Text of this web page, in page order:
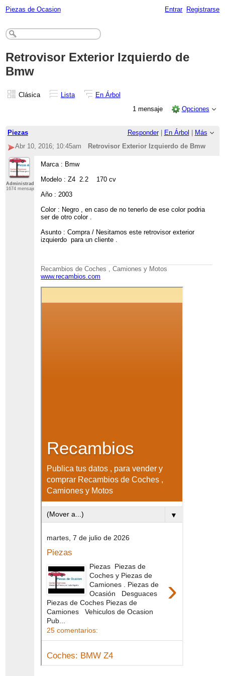
Piezas de Ocasion Entrar Registrarse
Retrovisor Exterior Izquierdo de
Bmw
Clásica Lista
En Árbol
1 mensaje
Opciones
Piezas Responder| En Árbol
Más
Abr 10, 2016; 10:45am
Retrovisor Exterior Izquierdo de Bmw
Administrador
1674 mensajes
Marca : Bmw
Modelo : Z4 2.2 170 cv
Año : 2003
Color : Negro , en caso de no tenerlo de ese color podria
ser de otro color .
Asunto : Compra / Nesitamos este retrovisor exterior
izquierdo para un cliente .
Recambios de Coches , Camiones y Motos
www.recambios.com